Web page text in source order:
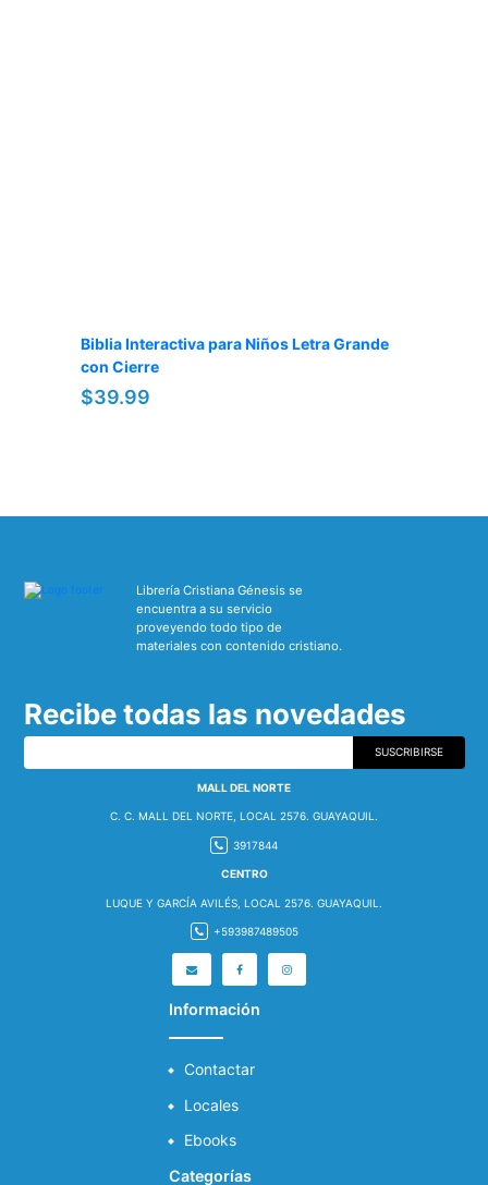
Biblia Interactiva para Niños Letra Grande
con Cierre
$39.99
Librería Cristiana Génesis se
encuentra a su servicio
proveyendo todo tipo de
materiales con contenido cristiano.
Recibe todas las novedades
SUSCRIBIRSE
MALL DEL NORTE
C. C. MALL DEL NORTE, LOCAL 2576. GUAYAQUIL.
3917844
CENTRO
LUQUE Y GARCÍA AVILÉS, LOCAL 2576. GUAYAQUIL.
+593987489505
Información
Contactar
Locales
Ebooks
Categorías